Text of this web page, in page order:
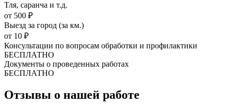
Тля, саранча и т.д.
от 500 ₽
Выезд за город (за км.)
от 10 ₽
Консультации по вопросам обработки и профилактики
БЕСПЛАТНО
Документы о проведенных работах
БЕСПЛАТНО
Отзывы о нашей работе